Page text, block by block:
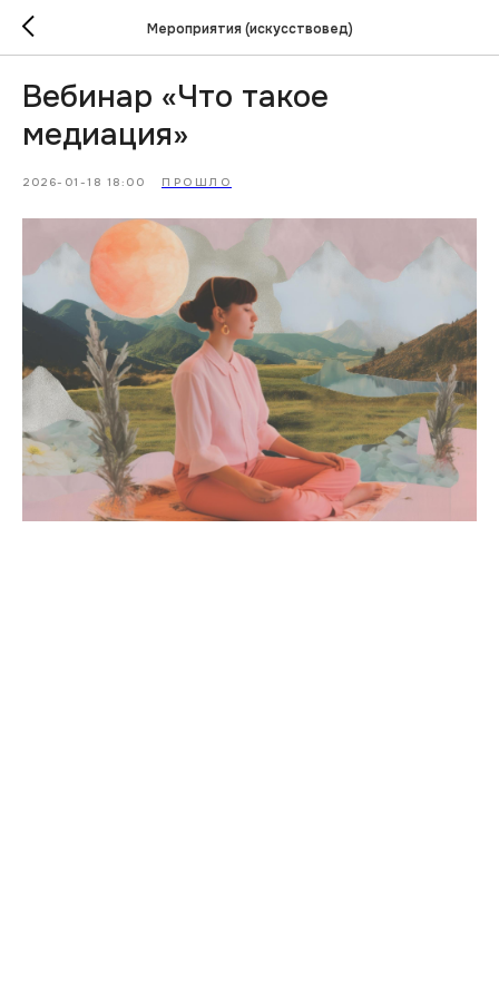
Мероприятия (искусствовед)
Вебинар «Что такое
медиация»
2026-01-18 18:00 ПРОШЛО